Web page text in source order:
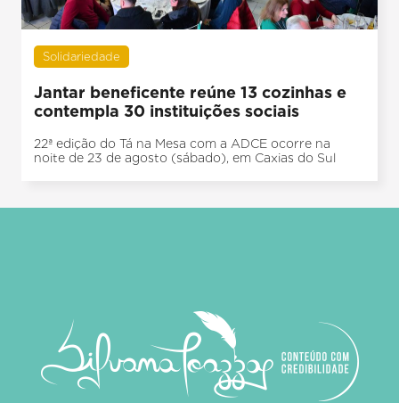
Solidariedade
Jantar beneficente reúne 13 cozinhas e
contempla 30 instituições sociais
22ª edição do Tá na Mesa com a ADCE ocorre na
noite de 23 de agosto (sábado), em Caxias do Sul